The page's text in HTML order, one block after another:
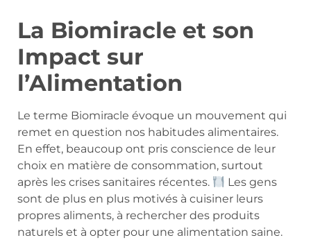
La Biomiracle et son
Impact sur
l’Alimentation
Le terme Biomiracle évoque un mouvement qui
remet en question nos habitudes alimentaires.
En effet, beaucoup ont pris conscience de leur
choix en matière de consommation, surtout
après les crises sanitaires récentes.
Les gens
sont de plus en plus motivés à cuisiner leurs
propres aliments, à rechercher des produits
naturels et à opter pour une alimentation saine.